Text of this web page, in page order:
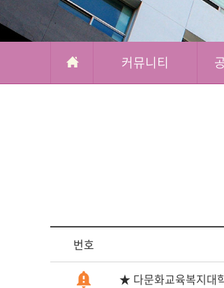
커뮤니티
번호
★ 다문화교육복지대